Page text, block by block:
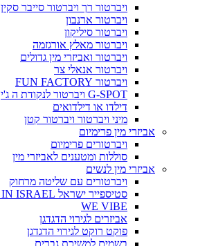
ויברטור רך ויברטור סייבר סקין
ויברטור ארנבון
ויברטור סיליקון
ויברטור מאלץ אורגזמה
ויברטור ואביזרי מין גדולים
ויברטור אנאלי צר
ויברטור FUN FACTORY
G-SPOT ויברטור לנקודת ה ג'י
דילדו או דילדואים
מיני ויברטור ויברטור קטן
אביזרי מין פרימיום
ויברטורים פרימיום
סוללות ומטענים לאביזרי מין
אביזרי מין לנשים
ויברטורים עם שליטה מרחוק
סטיספייר ישראל SATISFYER IN ISRAEL
WE VIBE
אביזרים לגירוי הדגדגן
פוקט רוקט לגירוי הדגדגן
בשמים למשיכת גברים